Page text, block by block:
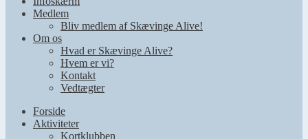
Medlem
Bliv medlem af Skævinge Alive!
Om os
Hvad er Skævinge Alive?
Hvem er vi?
Kontakt
Vedtægter
Forside
Aktiviteter
Kortklubben